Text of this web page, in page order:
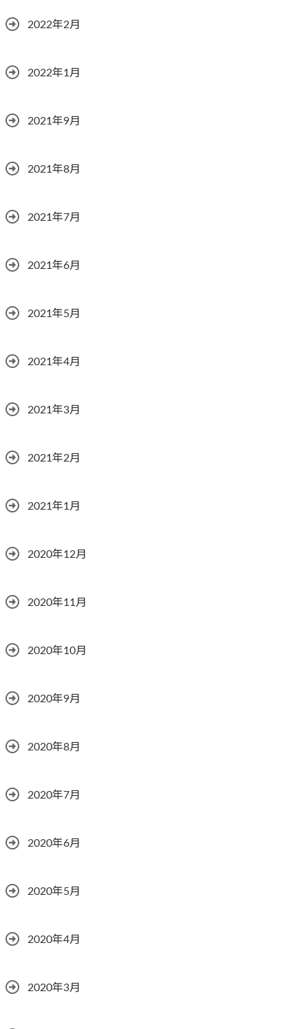
2022年2月
2022年1月
2021年9月
2021年8月
2021年7月
2021年6月
2021年5月
2021年4月
2021年3月
2021年2月
2021年1月
2020年12月
2020年11月
2020年10月
2020年9月
2020年8月
2020年7月
2020年6月
2020年5月
2020年4月
2020年3月